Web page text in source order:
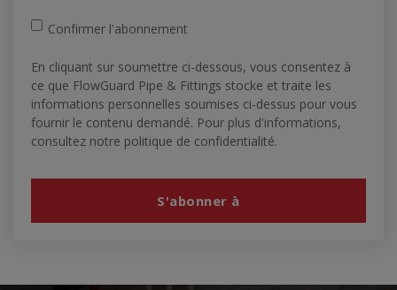
Confirmer l'abonnement
En cliquant sur soumettre ci-dessous, vous consentez à
ce que FlowGuard Pipe & Fittings stocke et traite les
informations personnelles soumises ci-dessus pour vous
fournir le contenu demandé. Pour plus d'informations,
consultez notre politique de confidentialité.